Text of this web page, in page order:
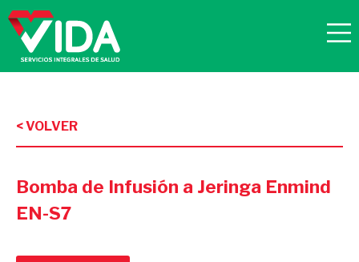
< VOLVER
Bomba de Infusión a Jeringa Enmind
EN-S7